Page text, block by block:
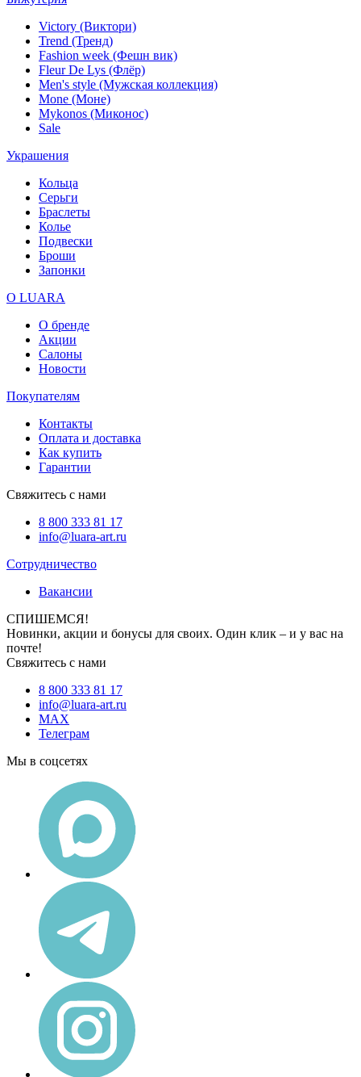
Victory (Виктори)
Trend (Тренд)
Fashion week (Фешн вик)
Fleur De Lys (Флёр)
Men's style (Мужская коллекция)
Mone (Моне)
Mykonos (Миконос)
Sale
Украшения
Кольца
Серьги
Браслеты
Колье
Подвески
Броши
Запонки
О LUARA
О бренде
Акции
Салоны
Новости
Покупателям
Контакты
Оплата и доставка
Как купить
Гарантии
Свяжитесь с нами
8 800 333 81 17
info@luara-art.ru
Сотрудничество
Вакансии
СПИШЕМСЯ!
Новинки, акции и бонусы для своих. Один клик – и у вас на
почте!
Свяжитесь с нами
8 800 333 81 17
info@luara-art.ru
MAX
Телеграм
Мы в соцсетях